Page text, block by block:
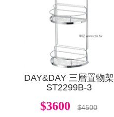
DAY&DAY 三層置物架
ST2299B-3
$3600 $4500